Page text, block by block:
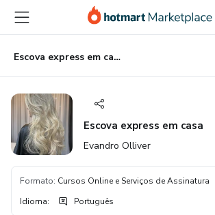
para
conteúdo
principal
para
pagamento
para
rodapé
Escova express em casa
Escova express em casa
Evandro Olliver
Formato: Cursos Online e Serviços de Assinatura
Idioma: Português